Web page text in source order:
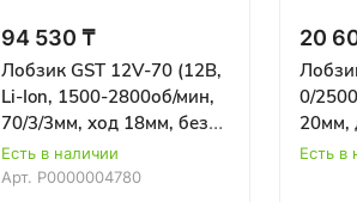
94 530 ₸
Лобзик GST 12V-70 (12В,
Li-Ion, 1500-2800об/мин,
70/3/3мм, ход 18мм, без
аккум. и ЗУ) BOSCH
Есть в наличии
Арт. Р0000004780
20
0/
20мм,
без
Есть в